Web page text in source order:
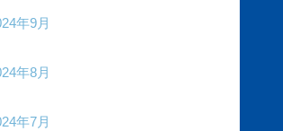
年9月
年8月
年7月